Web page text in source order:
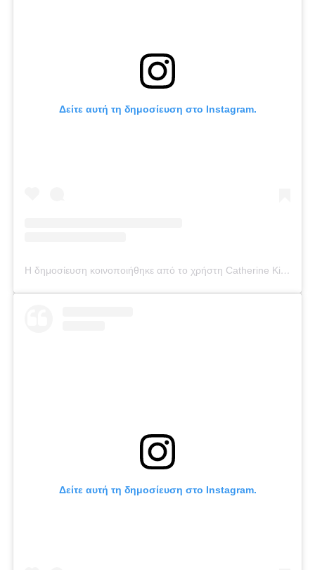
Δείτε αυτή τη δημοσίευση στο Instagram.
Η δημοσίευση κοινοποιήθηκε από το χρήστη Catherine Kikilia (@catherine_kikilia)
Δείτε αυτή τη δημοσίευση στο Instagram.